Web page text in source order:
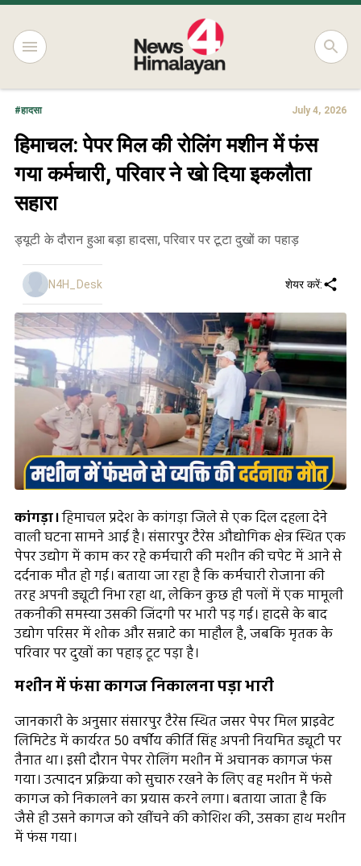
#हादसा July 4, 2026
हिमाचल: पेपर मिल की रोलिंग मशीन में फंस
गया कर्मचारी, परिवार ने खो दिया इकलौता
सहारा
ड्यूटी के दौरान हुआ बड़ा हादसा, परिवार पर टूटा दुखों का पहाड़
N4H_Desk शेयर करें:
कांगड़ा।हिमाचल प्रदेश के कांगड़ा जिले से एक दिल दहला देने
वाली घटना सामने आई है। संसारपुर टैरेस औद्योगिक क्षेत्र स्थित एक
पेपर उद्योग में काम कर रहे कर्मचारी की मशीन की चपेट में आने से
दर्दनाक मौत हो गई। बताया जा रहा है कि कर्मचारी रोजाना की
तरह अपनी ड्यूटी निभा रहा था, लेकिन कुछ ही पलों में एक मामूली
तकनीकी समस्या उसकी जिंदगी पर भारी पड़ गई। हादसे के बाद
उद्योग परिसर में शोक और सन्नाटे का माहौल है, जबकि मृतक के
परिवार पर दुखों का पहाड़ टूट पड़ा है।
मशीन में फंसा कागज निकालना पड़ा भारी
जानकारी के अनुसार संसारपुर टैरेस स्थित जसर पेपर मिल प्राइवेट
लिमिटेड में कार्यरत 50 वर्षीय कीर्ति सिंह अपनी नियमित ड्यूटी पर
तैनात था। इसी दौरान पेपर रोलिंग मशीन में अचानक कागज फंस
गया। उत्पादन प्रक्रिया को सुचारु रखने के लिए वह मशीन में फंसे
कागज को निकालने का प्रयास करने लगा। बताया जाता है कि
जैसे ही उसने कागज को खींचने की कोशिश की, उसका हाथ मशीन
में फंस गया।